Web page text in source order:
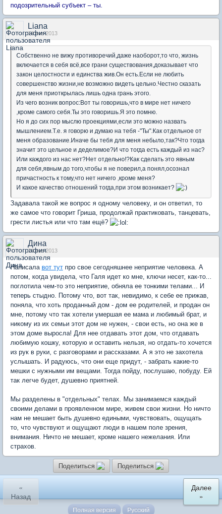
подозрительный субъект – ты.
Liana
14 янв 2013
Собственно не вижу противоречий,даже наоборот,то что, жизнь
включается в себя всё,все грани существования,доказывает что
закон целостности и единства жив.Он есть.Если не любить
совершенство жизни,не возможно видеть цельно.Честно сказать
для меня приоткрылась лишь одна грань этого.
Из чего возник вопрос:Вот ты говоришь,что в мире нет ничего
,кроме самого себя.Ты это говоришь.Я это помню.
Но я до сих пор мыслю проекциями,если это можно назвать
мышлением.Т.е. я говорю и думаю на тебя -"Ты".Как отдельное от
меня образование.Иначе бы тебя для меня небыло,так?Что тогда
значит это цельное и деделимое?И что тогда есть каждый из нас?
Или каждого из нас нет?Нет отдельно!?Как сделать это явным
для себя,явным до того,чтобы я не поверил,а понял,осознал
причастность к тому,что нет ничего ,кроме меня?
И какое качество отношений тогда,при этом возникает?
Задавала такой же вопрос я одному человеку, и он ответил, то
же самое что говорит Гриша, продолжай практиковать, танцевать,
грести листья или что там ещё?
Дина
14 янв 2013
Написала вот тут про свое сегодняшнее неприятие человека. А
потом, когда увидела, что Галя идет ко мне, ключи несет, как-то...
поглотила чем-то это неприятие, обняла ее тонкими телами... И
теперь стыдно. Потому что, вот так, невидимо, к себе ее прижав,
поняла, что хоть проданный дом - дом ее родителей, и продан он
мне, потому что так хотели умершая ее мама и любимый брат, и
никому из их семьи этот дом не нужен, - свои есть, но она же в
этом доме выросла! Для нее отдавать этот дом, что отдавать
любимую кошку, которую и оставить нельзя, но отдать-то хочется
из рук в руки, с разговорами и рассказами. А я это не захотела
услышать. И радуюсь, что они еще придут, - забрать какие-то
мешки с нужными им вещами. Тогда пойду, послушаю, побуду. Ей
так легче будет, душевно приятней.
Мы разделены в "отдельных" телах. Мы занимаемся каждый
своими делами в проявленном мире, живем свои жизни. Но ничто
нам не мешает быть душевно едиными, чувствовать, ощущать
то, что чувствуют и ощущают люди в нашем поле зрения,
внимания. Ничто не мешает, кроме нашего нежелания. Или
страхов.
Поделиться Поделиться
«
Назад
Далее
»
Полная версия Русский